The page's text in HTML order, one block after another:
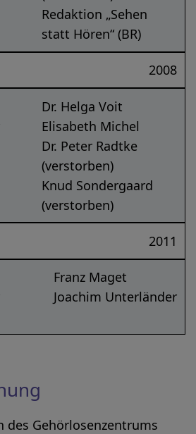
Redaktion „Sehen
statt Hören“ (BR)
2008
Dr. Helga Voit
Elisabeth Michel
Dr. Peter Radtke
(verstorben)
Knud Sondergaard
(verstorben)
2011
Franz Maget
Joachim Unterländer
des Gehörlosenzentrums